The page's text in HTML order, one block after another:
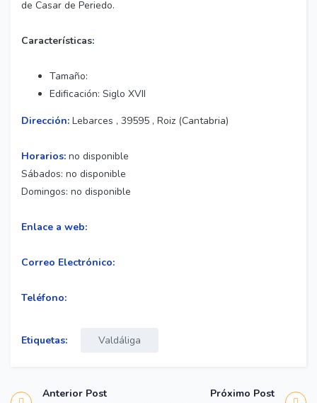
de Casar de Periedo.
Características:
Tamaño:
Edificación: Siglo XVII
Dirección: Lebarces , 39595 , Roiz (Cantabria)
Horarios: no disponible
Sábados: no disponible
Domingos: no disponible
Enlace a web:
Correo Electrónico:
Teléfono:
Etiquetas: Valdáliga
Anterior Post Próximo Post